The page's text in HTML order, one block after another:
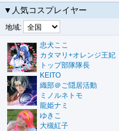
▼人気コスプレイヤー
地域:
忠犬ここ
カタマリ+オレンジ王妃
トップ部隊隊長
KEITO
織部＠ご隠居活動
ミノルネトモ
龍姫ナミ
ゆきこ
大槻紅子